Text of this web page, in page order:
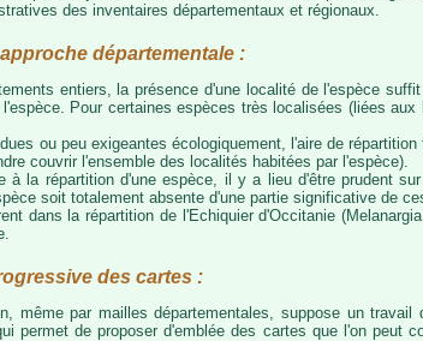
des inventaires départementaux et régionaux.
départementale :
entiers, la présence d'une localité de l'espèce
Pour certaines espèces très localisées (liées
ou peu exigeantes écologiquement, l'aire de
couvrir l'ensemble des localités habitées par l'espèce).
à la répartition d'une espèce, il y a lieu d'être prudent
soit totalement absente d'une partie significative de
dans la répartition de l'Echiquier d'Occitanie
des cartes :
même par mailles départementales, suppose un
permet de proposer d'emblée des cartes que l'on peut